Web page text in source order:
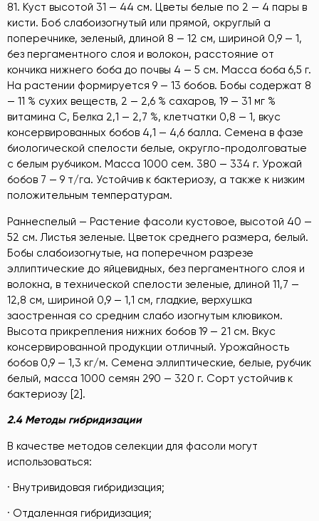
81. Куст высотой 31 — 44 см. Цветы белые по 2 — 4 пары в
кисти. Боб слабоизогнутый или прямой, округлый а
поперечнике, зеленый, длиной 8 — 12 см, шириной 0,9 — 1,
без пергаментного слоя и волокон, расстояние от
кончика нижнего боба до почвы 4 — 5 см. Масса боба 6,5 г.
На растении формируется 9 — 13 бобов. Бобы содержат 8
— 11 % сухих веществ, 2 — 2,6 % сахаров, 19 — 31 мг %
витамина С, Белка 2,1 — 2,7 %, клетчатки 0,8 — 1, вкус
консервированных бобов 4,1 — 4,6 балла. Семена в фазе
биологической спелости белые, округло-продолговатые
с белым рубчиком. Масса 1000 сем. 380 — 334 г. Урожай
бобов 7 — 9 т/га. Устойчив к бактериозу, а также к низким
положительным температурам.
Раннеспелый — Растение фасоли кустовое, высотой 40 —
52 см. Листья зеленые. Цветок среднего размера, белый.
Бобы слабоизогнутые, на поперечном разрезе
эллиптические до яйцевидных, без пергаментного слоя и
волокна, в технической спелости зеленые, длиной 11,7 —
12,8 см, шириной 0,9 — 1,1 см, гладкие, верхушка
заостренная со средним слабо изогнутым клювиком.
Высота прикрепления нижних бобов 19 — 21 см. Вкус
консервированной продукции отличный. Урожайность
бобов 0,9 — 1,3 кг/м. Семена эллиптические, белые, рубчик
белый, масса 1000 семян 290 — 320 г. Сорт устойчив к
бактериозу [2].
2.4 Методы гибридизации
В качестве методов селекции для фасоли могут
использоваться:
· Внутривидовая гибридизация;
· Отдаленная гибридизация;